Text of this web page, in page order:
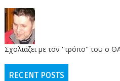
Σχολιάζει με τον ''τρόπο'' του ο
RECENT POSTS